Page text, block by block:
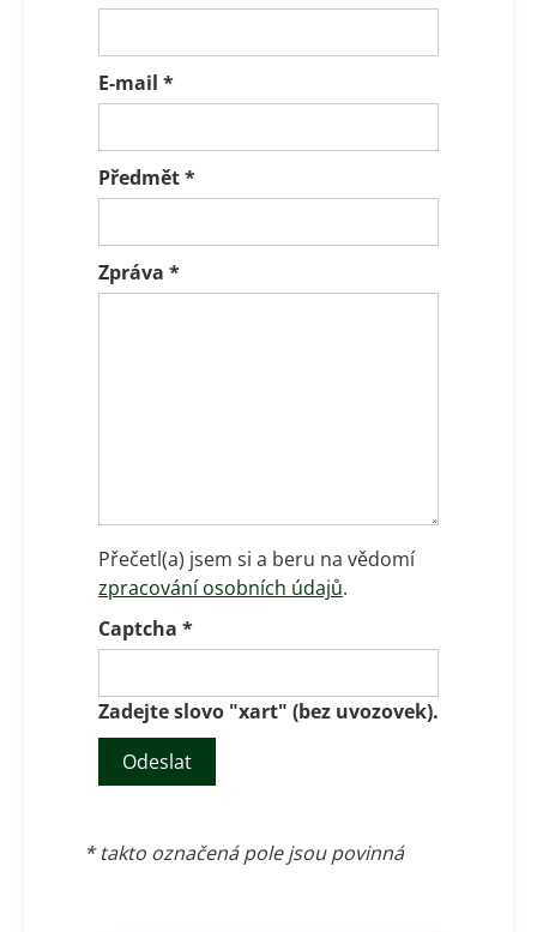
E-mail *
Předmět*
Zpráva *
Přečetl(a) jsem si a beru na vědomí
zpracování osobních údajů.
Captcha *
Zadejte slovo "xart" (bez uvozovek).
Odeslat
* takto označená pole jsou povinná